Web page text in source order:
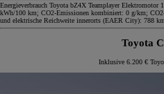
Energieverbrauch Toyota bZ4X Teamplayer
kWh/100 km; CO2-Emissionen kombiniert: 0 g/km;
und elektrische Reichweite innerorts (EAER City): 788
Toyota
Inklusive 6.200 €